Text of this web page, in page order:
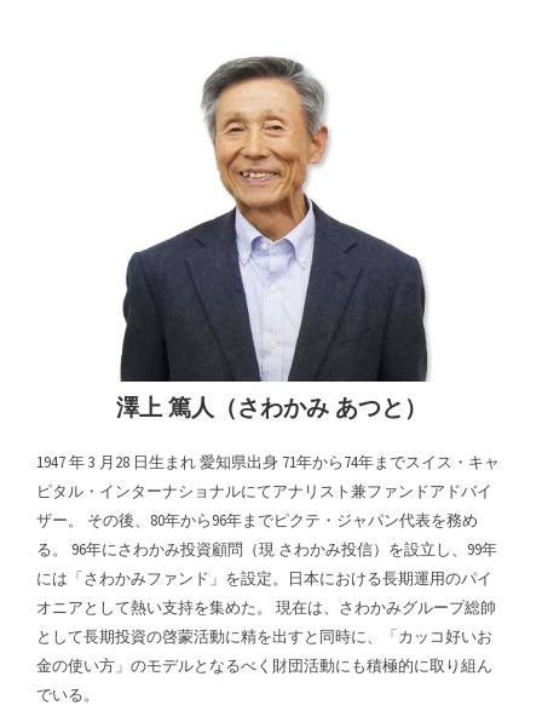
澤上 篤人（さわかみ あつと）
1947 年 3 月28 日生まれ 愛知県出身 71年から74年までスイス・キャ
ピタル・インターナショナルにてアナリスト兼ファンドアドバイ
ザー。 その後、80年から96年までピクテ・ジャパン代表を務め
る。 96年にさわかみ投資顧問（現 さわかみ投信）を設立し、99年
には「さわかみファンド」を設定。日本における長期運用のパイ
オニアとして熱い支持を集めた。 現在は、さわかみグループ総帥
として長期投資の啓蒙活動に精を出すと同時に、「カッコ好いお
金の使い方」のモデルとなるべく財団活動にも積極的に取り組ん
でいる。